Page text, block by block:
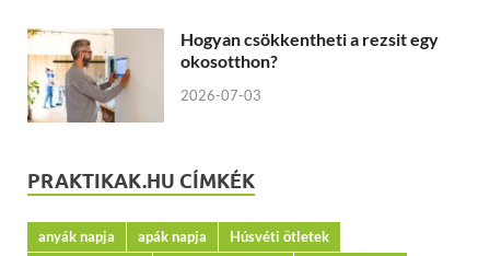
Hogyan csökkentheti a rezsit egy
okosotthon?
2026-07-03
PRAKTIKAK.HU CÍMKÉK
anyák napja apák napja
Húsvéti ötletek